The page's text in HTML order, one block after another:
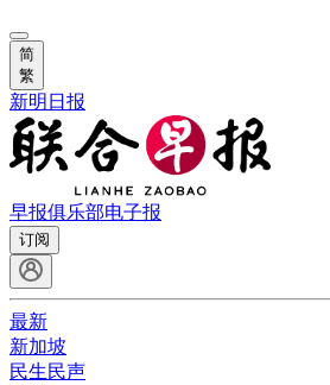
简
繁
新明日报
早报俱乐部电子报
订阅
最新
新加坡
民生民声